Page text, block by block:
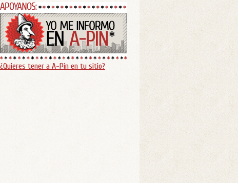
¿Quieres tener a A-Pin en tu sitio?